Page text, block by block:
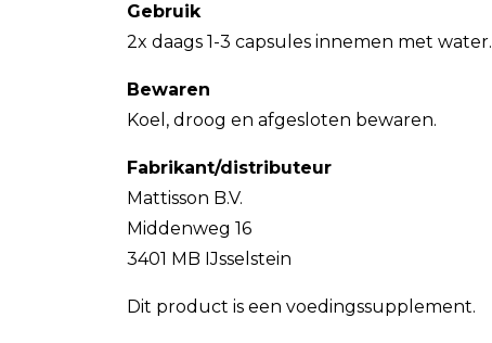
Gebruik
2x daags 1-3 capsules innemen met water.
Bewaren
Koel, droog en afgesloten bewaren.
Fabrikant/distributeur
Mattisson B.V.
Middenweg 16
3401 MB IJsselstein
Dit product is een voedingssupplement.